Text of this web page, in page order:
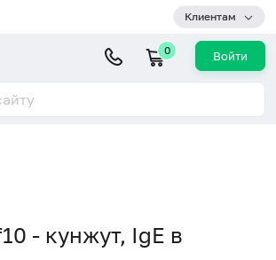
Клиентам
0 Войти
- кунжут, IgE в